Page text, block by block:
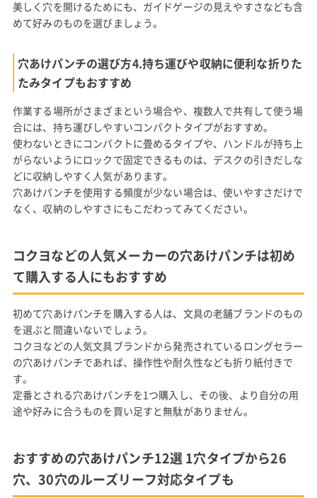
美しく穴を開けるためにも、ガイドゲージの見えやすさなども含
めて好みのものを選びましょう。
穴あけパンチの選び方4.持ち運びや収納に便利な折りた
たみタイプもおすすめ
作業する場所がさまざまという場合や、複数人で共有して使う場
合には、持ち運びしやすいコンパクトタイプがおすすめ。
使わないときにコンパクトに畳めるタイプや、ハンドルが持ち上
がらないようにロックで固定できるものは、デスクの引きだしな
どに収納しやすく人気があります。
穴あけパンチを使用する頻度が少ない場合は、使いやすさだけで
なく、収納のしやすさにもこだわってみてください。
コクヨなどの人気メーカーの穴あけパンチは初め
て購入する人にもおすすめ
初めて穴あけパンチを購入する人は、文具の老舗ブランドのもの
を選ぶと間違いないでしょう。
コクヨなどの人気文具ブランドから発売されているロングセラー
の穴あけパンチであれば、操作性や耐久性なども折り紙付きで
す。
定番とされる穴あけパンチを1つ購入し、その後、より自分の用
途や好みに合うものを買い足すと無駄がありません。
おすすめの穴あけパンチ12選 1穴タイプから26
穴、30穴のルーズリーフ対応タイプも